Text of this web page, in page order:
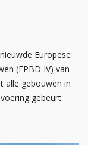
Europese
(EPBD IV) van
alle gebouwen in
gebeurt